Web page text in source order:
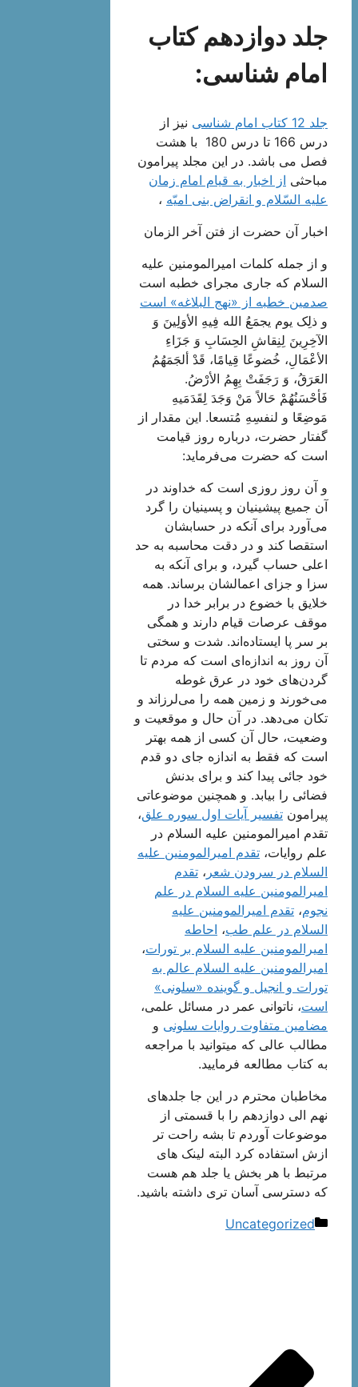
جلد دوازدهم کتاب
امام شناسی:
جلد 12 کتاب امام شناسی
نیز از
درس 166 تا درس 180 با هشت
فصل می باشد. در این مجلد پیرامون
مباحثی از اخبار به قیام امام زمان
علیه السّلام و انقراض بنى امیّه‌،
اخبار آن حضرت از فتن آخر الزمان‌
و از جمله کلمات امیرالمومنین علیه
السلام که جارى مجراى خطبه است
صدمین خطبه از «نهج البلاغه» است
و ذلِک یوم یجمَعُ الله فِیهِ الأوَلِینَ وَ
الآخِرِینَ لِنِقاشِ الحِسَابِ وَ جَزَاءِ
الأعْمَالِ‌، خُضوعًا قِیامًا‌، قَدْ ألجَمَهُمُ
العَرَقُ‌، وَ رَجَفَتْ بِهِمُ الأرْضُ‌.
فَأحْسَنُهُمْ حَالاً مَنْ وَجَدَ لِقَدَمَیهِ
مَوضِعًا و لنفسِهِ مُتسعا. این مقدار از
گفتار حضرت، درباره روز قیامت
است که حضرت مى‌فرماید:
و آن روز روزى است که خداوند در
آن جمیع پیشینیان و پسینیان را گرد
مى‌آورد براى آنکه در حسابشان
استقصا کند و در دقت محاسبه به حد
اعلى حساب گیرد، و براى آنکه به
سزا و جزاى اعمالشان برساند. همه
خلایق با خضوع در برابر خدا در
موقف عرصات قیام دارند و همگى
بر سر پا ایستاده‌اند. شدت و سختى
آن روز به اندازه‌اى است که مردم تا
گردن‌هاى خود در عرق غوطه
مى‌خورند و زمین همه را مى‌لرزاند و
تکان مى‌دهد. در آن حال و موقعیت و
وضعیت، حال آن کسى از همه بهتر
است که فقط به اندازه جاى دو قدم
خود جائى پیدا کند و براى بدنش
فضائى را بیابد. و همچنین موضوعاتی
پیرامونتفسیر آیات اول سوره علق‌،
تقدم امیرالمومنین علیه السلام در
علم روایات‌،تقدم امیرالمومنین علیه
السلام در سرودن شعر،تقدم
امیرالمومنین علیه السلام در علم
نجوم‌،تقدم امیرالمومنین علیه
السلام در علم طب‌،احاطه
امیرالمومنین علیه السلام بر تورات‌،
امیرالمومنین علیه السلام عالم به
تورات و انجیل و گوینده «سلونى»
است، ناتوانى عمر در مسائل علمى‌،
مضامین متفاوت روایات سلونى‌ و
مطالب عالی که میتوانید با مراجعه
به کتاب مطالعه فرمایید.
مخاطبان محترم در این جا جلدهای
نهم الی دوازدهم را با قسمتی از
موضوعات آوردم تا بشه راحت تر
ازش استفاده کرد البته لینک های
مرتبط با هر بخش یا جلد هم هست
که دسترسی آسان تری داشته باشید.
دسته‌ها
Uncategorized